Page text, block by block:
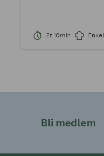
2t 10min Enkel
Bli medlem